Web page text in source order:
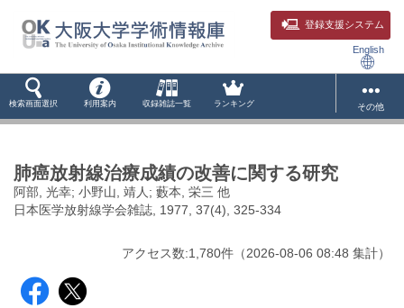
登録支援システム
English
検索画面選択 利用案内 収録雑誌一覧 ランキング その他
肺癌放射線治療成績の改善に関する研究
阿部, 光幸; 小野山, 靖人; 藪本, 栄三 他
日本医学放射線学会雑誌, 1977, 37(4), 325-334
アクセス数:1,780件 （2026-08-06 08:48 集計）